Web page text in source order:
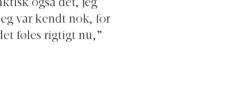
også det, jeg
var kendt nok, for
føles rigtigt nu,”